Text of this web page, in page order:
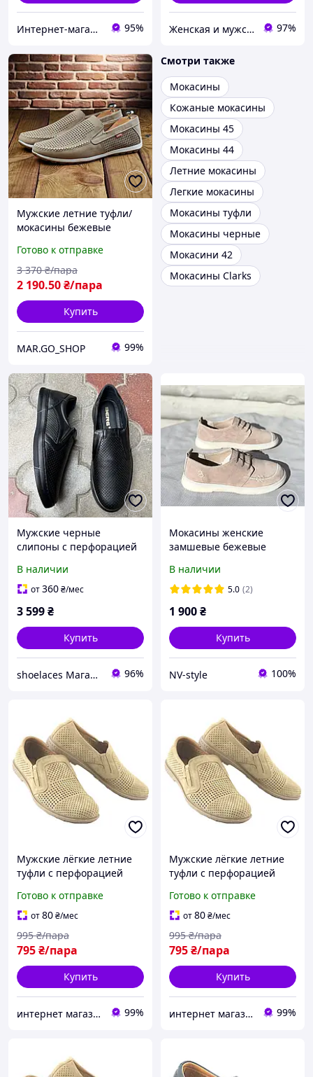
Интернет-магазин "Dianora-Style" 95% Женская и мужская обувь 97%
Мужские летние туфли/
мокасины бежевые
легкие дышащие
Готово к отправке
2 190.50₴/пара
3 370 ₴/пара
Купить
MAR.GO_SHOP 99%
Смотри также
Мокасины
Кожаные мокасины
Мокасины 45
Мокасины 44
Летние мокасины
Легкие мокасины
Мокасины туфли
Мокасины черные
Мокасини 42
Мокасины Clarks
Мужские черные
слипоны с перфорацией
В наличии
от360₴/мес
3 599₴
Купить
shoelaces Магазин одежды и обуви на каждый день 96%
Мокасины женские
замшевые бежевые
удобные весна лето осень
В наличии
5.0 (2)
1 900₴
Купить
NV-style 100%
Мужские лёгкие летние
туфли с перфорацией
коричневого цвета
размер 40
Готово к отправке
от80₴/мес
795₴/пара
995 ₴/пара
Купить
интернет магазин ОПТИМАЛЬНЫЙ ВЫБОР 99%
Мужские лёгкие летние
туфли с перфорацией
коричневого цвета
размер 42
Готово к отправке
от80₴/мес
795₴/пара
995 ₴/пара
Купить
интернет магазин ОПТИМАЛЬНЫЙ ВЫБОР 99%